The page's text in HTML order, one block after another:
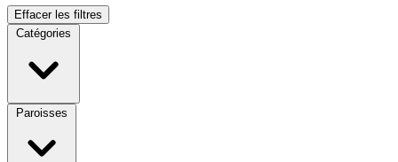
Effacer les filtres
Catégories
Paroisses